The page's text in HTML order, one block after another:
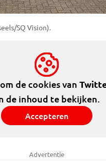
SQ Vision).
de cookies van
de inhoud te bekijken.
Accepteren
Advertentie